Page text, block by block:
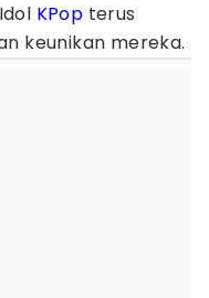
KPop terus
keunikan mereka.